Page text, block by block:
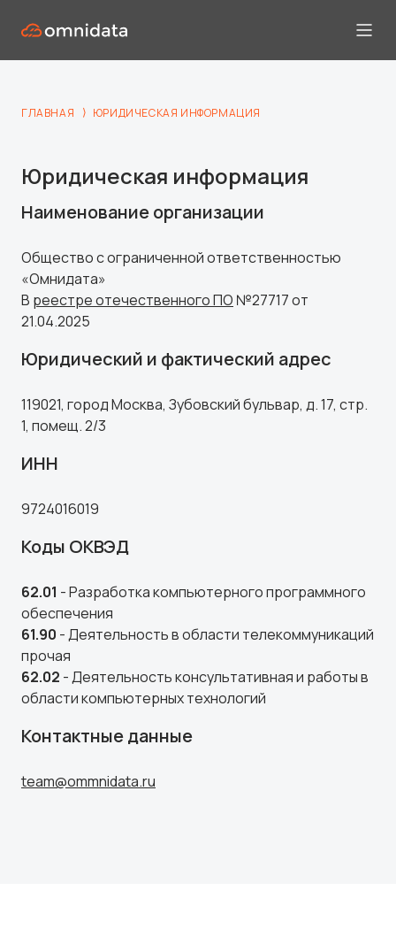
ГЛАВНАЯ ⟩ ЮРИДИЧЕСКАЯ ИНФОРМАЦИЯ
Юридическая информация
Наименование организации
Общество с ограниченной ответственностью
«Омнидата»
В реестре отечественного ПО №27717 от
21.04.2025
Юридический и фактический адрес
119021, город Москва, Зубовский бульвар, д. 17, стр.
1, помещ. 2/3
ИНН
9724016019
Коды ОКВЭД
62.01 - Разработка компьютерного программного
обеспечения
61.90 - Деятельность в области телекоммуникаций
прочая
62.02 - Деятельность консультативная и работы в
области компьютерных технологий
Контактные данные
team@ommnidata.ru